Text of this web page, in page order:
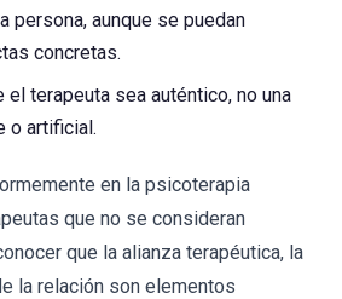
persona, aunque se puedan
concretas.
el terapeuta sea auténtico, no una
o artificial.
en la psicoterapia
que no se consideran
que la alianza terapéutica, la
la relación son elementos